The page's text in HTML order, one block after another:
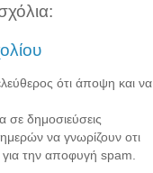
ότι άποψη και να
σε δημοσιεύσεις
να γνωρίζουν οτι
την αποφυγή spam.